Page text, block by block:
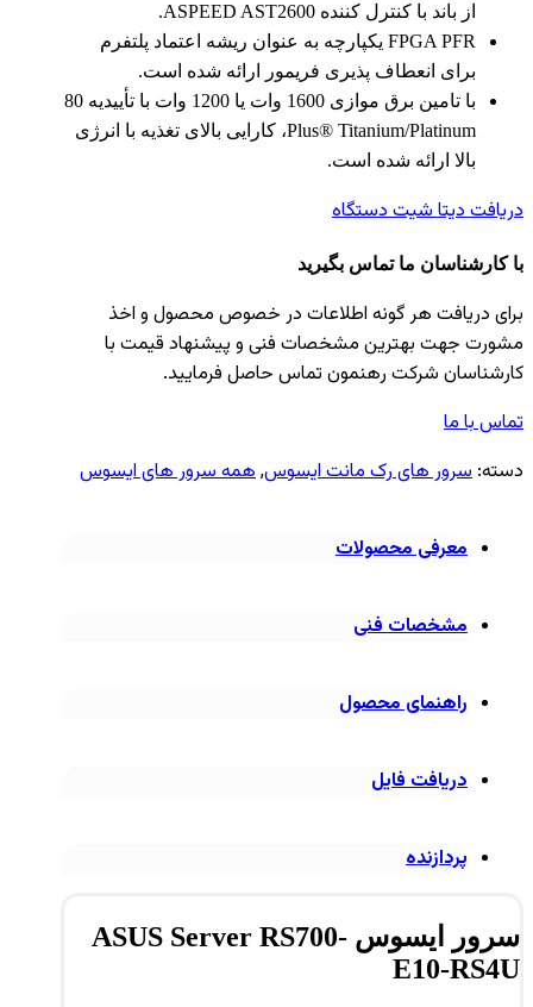
از باند با کنترل کننده ASPEED AST2600.
FPGA PFR یکپارچه به عنوان ریشه اعتماد پلتفرم
برای انعطاف پذیری فریمور ارائه شده است.
با تامین برق موازی 1600 وات یا 1200 وات با تأییدیه 80
Plus® Titanium/Platinum، کارایی بالای تغذیه با انرژی
بالا ارائه شده است.
دریافت دیتا شیت دستگاه
با کارشناسان ما تماس بگیرید
برای دریافت هر گونه اطلاعات در خصوص محصول و اخذ
مشورت جهت بهترین مشخصات فنی و پیشنهاد قیمت با
کارشناسان شرکت رهنمون تماس حاصل فرمایید.
تماس با ما
دسته: سرور های رک مانت ایسوس,همه سرور های ایسوس
معرفی محصولات
مشخصات فنی
راهنمای محصول
دریافت فایل
پردازنده
سرور ایسوس ASUS Server RS700-
E10-RS4U